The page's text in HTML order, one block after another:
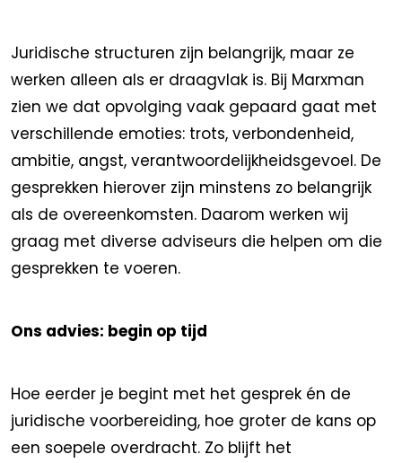
Juridische structuren zijn belangrijk, maar ze
werken alleen als er draagvlak is. Bij Marxman
zien we dat opvolging vaak gepaard gaat met
verschillende emoties: trots, verbondenheid,
ambitie, angst, verantwoordelijkheidsgevoel. De
gesprekken hierover zijn minstens zo belangrijk
als de overeenkomsten. Daarom werken wij
graag met diverse adviseurs die helpen om die
gesprekken te voeren.
Ons advies: begin op tijd
Hoe eerder je begint met het gesprek én de
juridische voorbereiding, hoe groter de kans op
een soepele overdracht. Zo blijft het